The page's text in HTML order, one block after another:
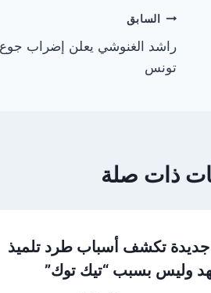
تصفّح
المقالات
السابق
راشد الغنوشي يعلن إضراب
تونس
ذات صلة
تكشف أسباب طرد تلميذ
وليس بسبب “تيك توك”